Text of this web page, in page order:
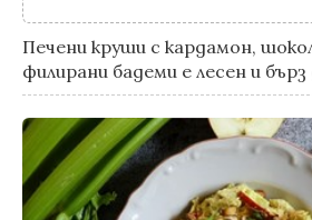
Печени круши с кардамон,
филирани бадеми е лесен и